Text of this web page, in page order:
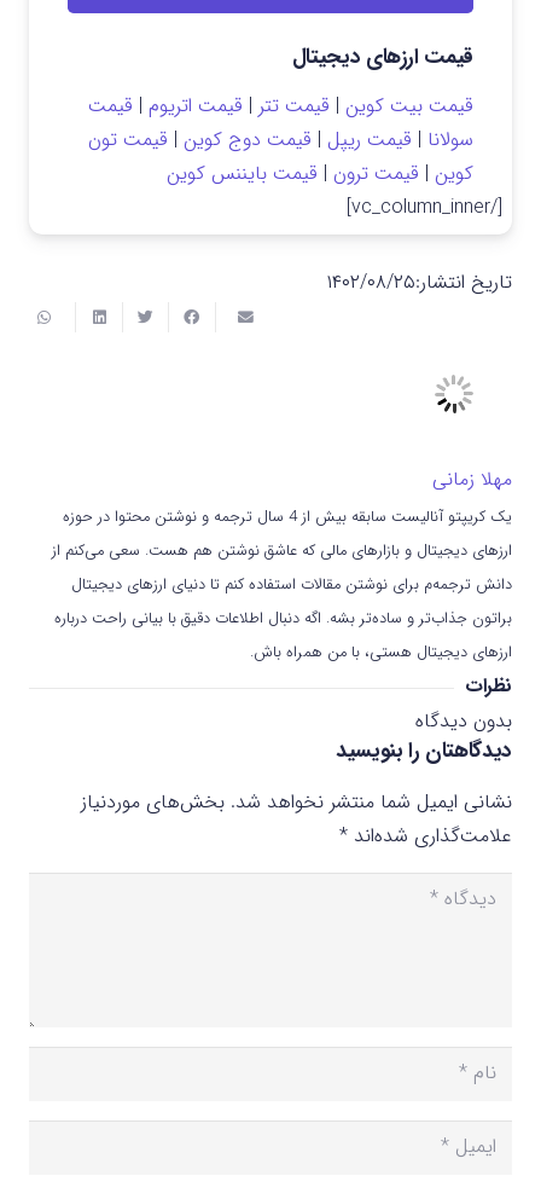
قیمت ارزهای دیجیتال
قیمت بیت کوین | قیمت تتر | قیمت اتریوم | قیمت
سولانا | قیمت ریپل | قیمت دوج کوین | قیمت تون
کوین | قیمت ترون | قیمت بایننس کوین
[/vc_column_inner]
تاریخ انتشار:۱۴۰۲/۰۸/۲۵
مهلا زمانی
یک کریپتو آنالیست سابقه بیش از 4 سال ترجمه و نوشتن محتوا در حوزه
ارزهای دیجیتال و بازارهای مالی که عاشق نوشتن هم هست. سعی می‌کنم از
دانش ترجمه‌م برای نوشتن مقالات استفاده کنم تا دنیای ارزهای دیجیتال
براتون جذاب‌تر و ساده‌تر بشه. اگه دنبال اطلاعات دقیق با بیانی راحت درباره
ارزهای دیجیتال هستی، با من همراه باش.
نظرات
بدون دیدگاه
دیدگاهتان را بنویسید
نشانی ایمیل شما منتشر نخواهد شد. بخش‌های موردنیاز
علامت‌گذاری شده‌اند *